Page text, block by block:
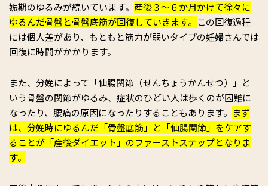
娠期のゆるみが続いています。 産後３～６か月かけて徐々に
ゆるんだ骨盤と骨盤底筋が回復していきます。 この回復過程
には個人差があり、もともと筋力が弱いタイプの妊婦さんでは
回復に時間がかかります。
また、分娩によって「仙腸関節（せんちょうかんせつ）」と
いう骨盤の関節がゆるみ、症状のひどい人は歩くのが困難に
なったり、腰痛の原因になったりすることもあります。 まず
は、分娩時にゆるんだ「骨盤底筋」と「仙腸関節」をケアす
ることが「産後ダイエット」のファーストステップとなりま
す。